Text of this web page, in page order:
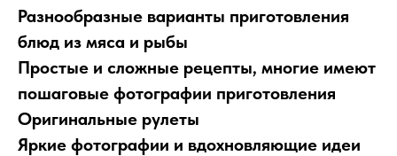
Разнообразные варианты приготовления
блюд из мяса и рыбы
Простые и сложные рецепты, многие имеют
пошаговые фотографии приготовления
Оригинальные рулеты
Яркие фотографии и вдохновляющие идеи